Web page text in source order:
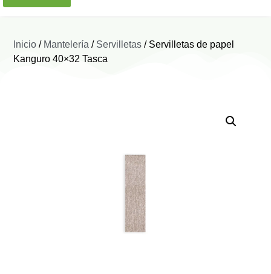
Inicio / Mantelería / Servilletas / Servilletas de papel
Kanguro 40×32 Tasca